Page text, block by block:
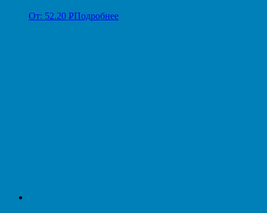
От: 52.20 РПодробнее